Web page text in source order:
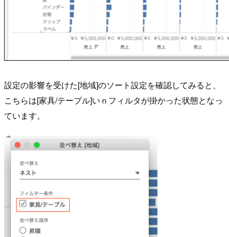
設定の影響を受けた[地域]のソート設定を確認してみると、
こちらは[家具/テーブル]いｎフィルタが掛かった状態となっ
ています。